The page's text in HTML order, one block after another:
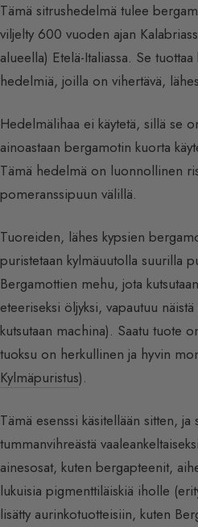
Tämä sitrushedelmä tulee
viljelty 600 vuoden ajan
alueella) Etelä-Italiassa. Se
hedelmiä, joilla on vihertävä,
Hedelmälihaa ei käytetä, sillä se
ainoastaan bergamotin kuorta
Tämä hedelmä on luonnollinen
pomeranssipuun välillä.
Tuoreiden, lähes kypsien
puristetaan kylmäuutolla suurilla
Bergamottien mehu, jota
eteeriseksi öljyksi, vapautuu
kutsutaan machina). Saatu tuote
tuoksu on herkullinen ja hyvin
Kylmäpuristus).
Tämä esenssi käsitellään sitten, ja
tummanvihreästä
ainesosat, kuten bergapteenit,
lukuisia pigmenttiläiskiä iholle
lisätty aurinkotuotteisiin, kuten